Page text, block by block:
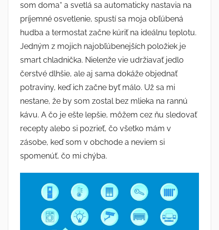
som doma“ a svetlá sa automaticky nastavia na
príjemné osvetlenie, spustí sa moja obľúbená
hudba a termostat začne kúriť na ideálnu teplotu.
Jedným z mojich najobľúbenejších položiek je
smart chladnička. Nielenže vie udržiavať jedlo
čerstvé dlhšie, ale aj sama dokáže objednať
potraviny, keď ich začne byť málo. Už sa mi
nestane, že by som zostal bez mlieka na rannú
kávu. A čo je ešte lepšie, môžem cez ňu sledovať
recepty alebo si pozrieť, čo všetko mám v
zásobe, keď som v obchode a neviem si
spomenúť, čo mi chýba.